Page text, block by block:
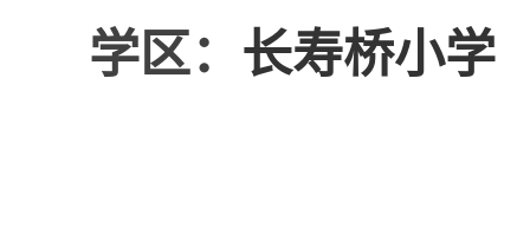
学区： 长寿桥小学